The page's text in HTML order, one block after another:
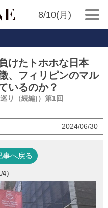
8/10(月)
けたトホホな日本
、フィリピンのマル
いるのか？
り（続編)）第1回
2024/06/30
事へ戻る
/4）